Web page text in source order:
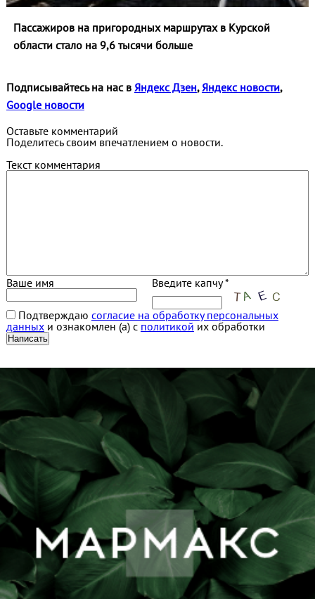
Пассажиров на пригородных маршрутах в Курской
области стало на 9,6 тысячи больше
Подписывайтесь на нас в Яндекс Дзен,Яндекс новости,
Google новости
Оставьте комментарий
Поделитесь своим впечатлением о новости.
Текст комментария
Ваше имя Введите капчу *
Подтверждаю согласие на обработку персональных
данныхи ознакомлен (а) с политикой их обработки